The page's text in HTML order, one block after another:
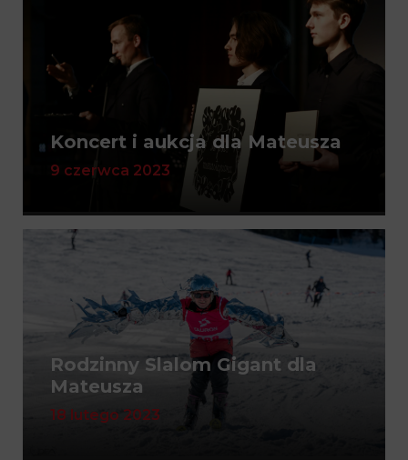
Koncert i aukcja dla Mateusza
9 czerwca 2023
Rodzinny Slalom Gigant dla
Mateusza
18 lutego 2023